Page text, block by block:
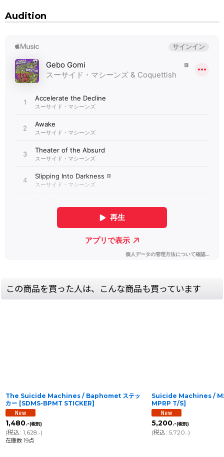
Audition
この商品を買った人は、こんな商品も買っています
The Suicide Machines / Baphomet ステッ
カー [SDMS-BPMT STICKER]
1,480.-(税別)
(税込: 1,628 .-)
在庫数 19点
Suicide Machines /
MPRP T/S]
5,200.-(税別)
(税込: 5,720 .-)